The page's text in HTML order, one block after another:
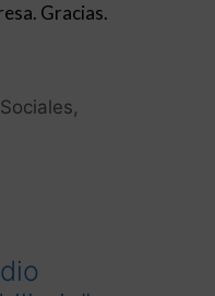
Gracias.
,